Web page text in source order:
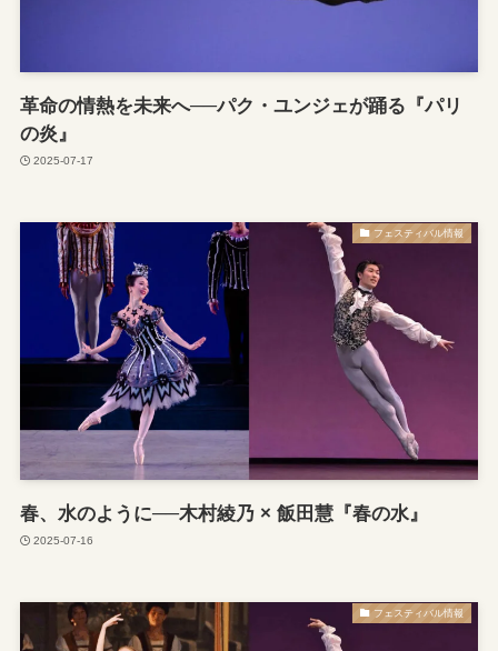
革命の情熱を未来へ──パク・ユンジェが踊る『パリ
の炎』
2025-07-17
フェスティバル情報
春、水のように──木村綾乃 × 飯田慧『春の水』
2025-07-16
フェスティバル情報